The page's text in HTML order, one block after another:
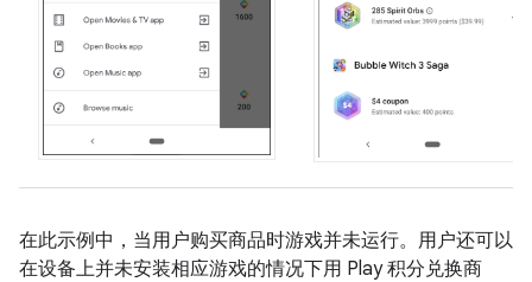
在此示例中，当用户购买商品时游戏并未运行。用户还可以
在设备上并未安装相应游戏的情况下用 Play 积分兑换商